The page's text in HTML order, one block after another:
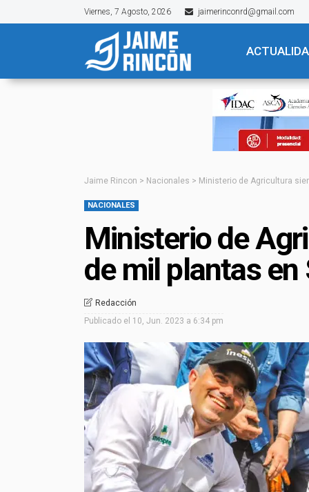
Viernes, 7 Agosto, 2026 jaimerinconrd@gmail.com
Jaime Rincon > Nacionales > Ministerio de Agricultura
NACIONALES
Ministerio de
de mil plantas en
Redacción
Publicado el 10, Jun. 2023 a 6:34 pm